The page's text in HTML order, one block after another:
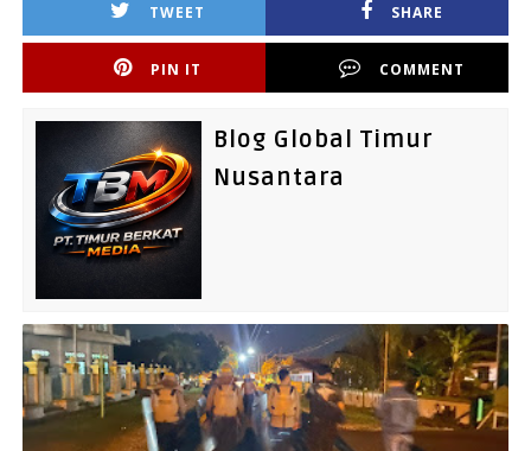
TWEET SHARE
PIN IT COMMENT
Blog Global Timur
Nusantara